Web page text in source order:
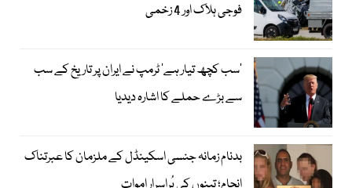
فوجی ہلاک اور 4 زخمی
’سب کچھ تیار ہے‘ ٹرمپ نے ایران پر تاریخ کے سب
سے بڑے حملے کا اشارہ دیدیا
بدنام زمانہ جنسی اسکینڈل کے ملزمان کا عبرتناک